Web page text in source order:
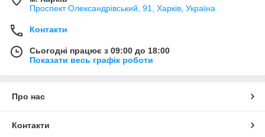
Проспект Олександрівський, 91, Харків, Україна
Контакти
Сьогодні працює з 09:00 до 18:00
Показати весь графік роботи
Про нас
Контакти